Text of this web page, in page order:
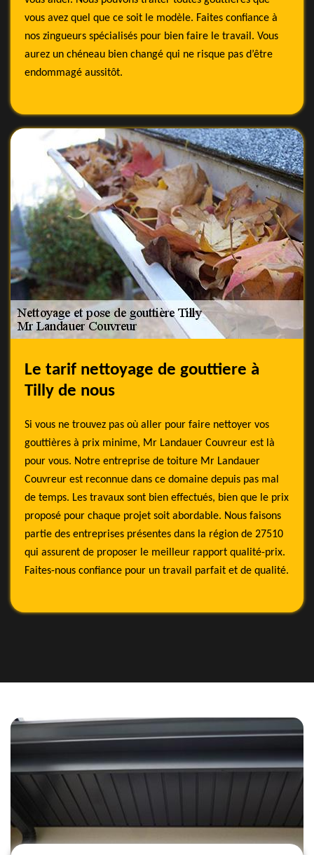
vous avez quel que ce soit le modèle. Faites confiance à
nos zingueurs spécialisés pour bien faire le travail. Vous
aurez un chéneau bien changé qui ne risque pas d’être
endommagé aussitôt.
Le tarif nettoyage de gouttiere à
Tilly de nous
Si vous ne trouvez pas où aller pour faire nettoyer vos
gouttières à prix minime, Mr Landauer Couvreur est là
pour vous. Notre entreprise de toiture Mr Landauer
Couvreur est reconnue dans ce domaine depuis pas mal
de temps. Les travaux sont bien effectués, bien que le prix
proposé pour chaque projet soit abordable. Nous faisons
partie des entreprises présentes dans la région de 27510
qui assurent de proposer le meilleur rapport qualité-prix.
Faites-nous confiance pour un travail parfait et de qualité.